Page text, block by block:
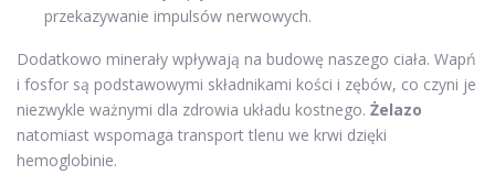
przekazywanie impulsów nerwowych.
Dodatkowo minerały wpływają na budowę naszego ciała. Wapń
i fosfor są podstawowymi składnikami kości i zębów, co czyni je
niezwykle ważnymi dla zdrowia układu kostnego. Żelazo
natomiast wspomaga transport tlenu we krwi dzięki
hemoglobinie.